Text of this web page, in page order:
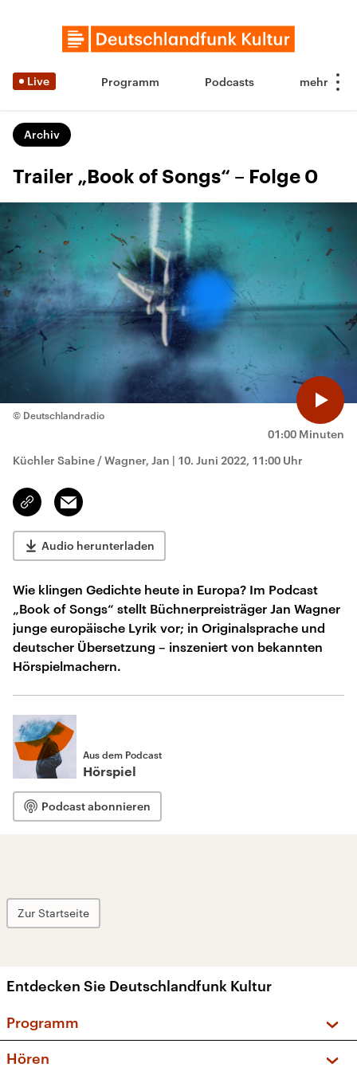
Live Programm Podcasts
Archiv
Trailer „Book of Songs“ – Folge 0
01:00 Minuten
© Deutschlandradio
Küchler Sabine / Wagner, Jan | 10. Juni 2022, 11:00 Uhr
Link
kopieren/teilen
Email
Audio herunterladen
Wie klingen Gedichte heute in Europa? Im Podcast
„Book of Songs“ stellt Büchnerpreisträger Jan Wagner
junge europäische Lyrik vor; in Originalsprache und
deutscher Übersetzung – inszeniert von bekannten
Hörspielmachern.
Aus dem Podcast
Hörspiel
Podcast abonnieren
Zur Startseite
Entdecken Sie Deutschlandfunk Kultur
Programm
Hören